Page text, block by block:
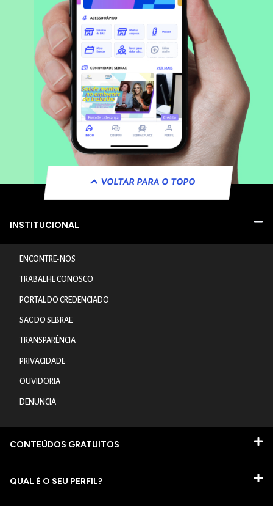
VOLTAR PARA O TOPO
INSTITUCIONAL
ENCONTRE-NOS
TRABALHE CONOSCO
PORTAL DO CREDENCIADO
SAC DO SEBRAE
TRANSPARÊNCIA
PRIVACIDADE
OUVIDORIA
DENUNCIA
CONTEÚDOS GRATUITOS
QUAL É O SEU PERFIL?